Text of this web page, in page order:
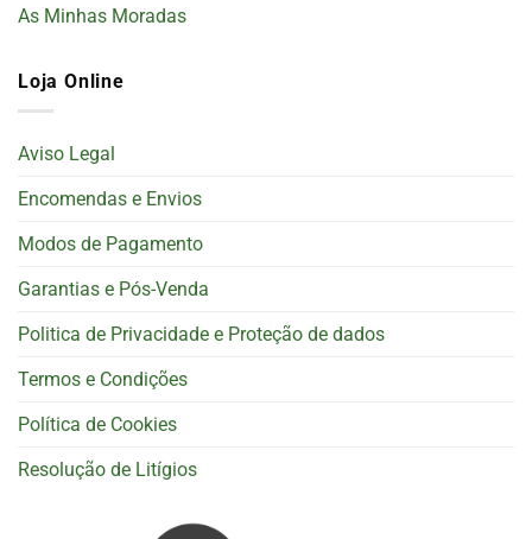
As Minhas Moradas
Loja Online
Aviso Legal
Encomendas e Envios
Modos de Pagamento
Garantias e Pós-Venda
Politica de Privacidade e Proteção de dados
Termos e Condições
Política de Cookies
Resolução de Litígios